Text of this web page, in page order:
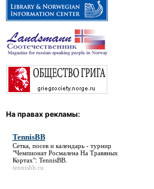
На правах рекламы:
TennisBB
Сетка, посев и календарь - турнир
"Чемпионат Росмалена На Травяных
Кортах": TennisBB.
tennisbb.ru